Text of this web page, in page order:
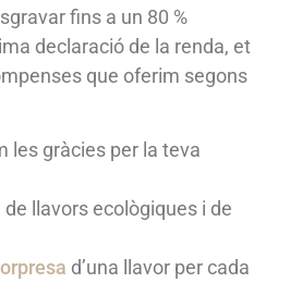
fins a un 80 %
declaració de la renda, et
que oferim segons
les gràcies per la teva
llavors ecològiques i de
d’una llavor per cada